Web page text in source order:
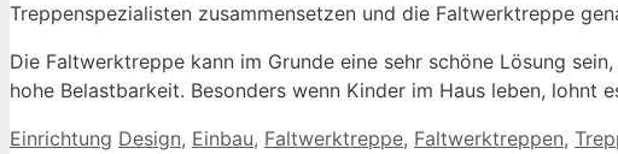
Treppenspezialisten zusammensetzen und die Faltwerktreppe
Die Faltwerktreppe kann im Grunde eine sehr schöne Lösung
hohe Belastbarkeit. Besonders wenn Kinder im Haus leben,
Kategorien
Einrichtung Schlagwörter
Design, Einbau, Faltwerktreppe, Faltwerktreppen,